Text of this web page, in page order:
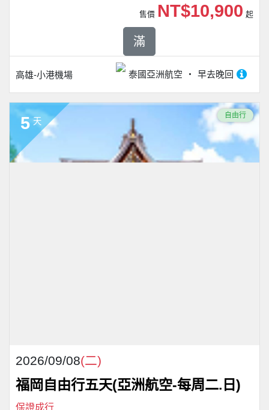
高雄-小港機場 泰國亞洲航空 早去晚回
售價 NT$10,900 起
滿
5 天
自由行
2026/09/08(二)
福岡自由行五天(亞洲航空-每周二.日)
保證成行